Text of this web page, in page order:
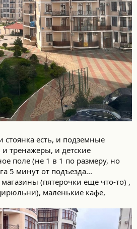
стоянка есть, и подземные
тренажеры, и детские
поле (не 1 в 1 по размеру, но
5 минут от подъезда...
(пятерочки еще что-то) ,
маленькие кафе,